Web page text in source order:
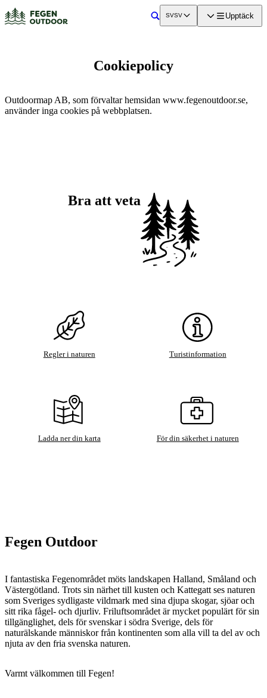
Upptäck
SökSVSV
Cookiepolicy
Outdoormap AB, som förvaltar hemsidan www.fegenoutdoor.se,
använder inga cookies på webbplatsen.
Bra att veta
Regler i naturen Turistinformation
Ladda ner din karta För din säkerhet i naturen
Fegen Outdoor
I fantastiska Fegenområdet möts landskapen Halland, Småland och
Västergötland. Trots sin närhet till kusten och Kattegatt ses naturen
som Sveriges sydligaste vildmark med sina djupa skogar, sjöar och
sitt rika fågel- och djurliv. Friluftsområdet är mycket populärt för sin
tillgänglighet, dels för svenskar i södra Sverige, dels för
naturälskande människor från kontinenten som alla vill ta del av och
njuta av den fria svenska naturen.
Varmt välkommen till Fegen!